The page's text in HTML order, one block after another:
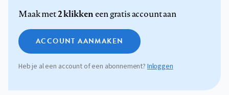
Maak met2 klikkeneen gratis account aan
ACCOUNT AANMAKEN
Heb je al een account of een abonnement?Inloggen